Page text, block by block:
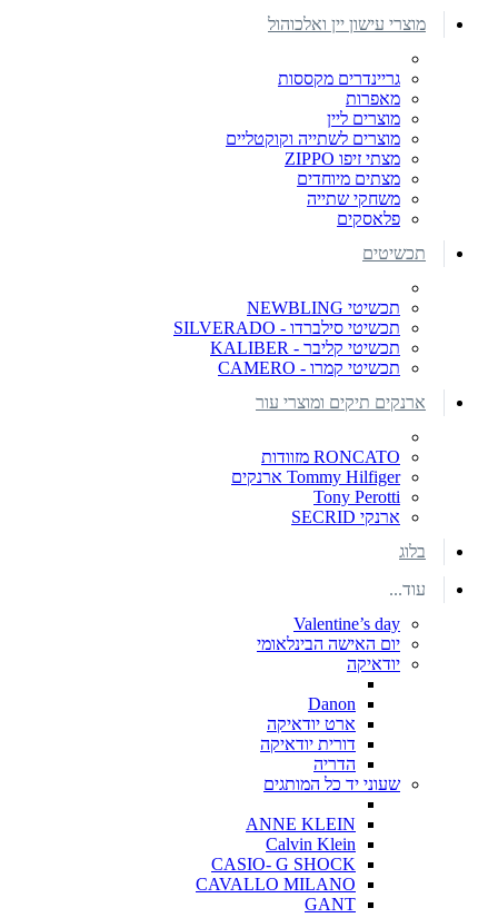
מוצרי עישון יין ואלכוהול
גריינדרים מקססות
מאפרות
מוצרים ליין
מוצרים לשתייה וקוקטליים
מצתי זיפו ZIPPO
מצתים מיוחדים
משחקי שתייה
פלאסקים
תכשיטים
תכשיטי NEWBLING
תכשיטי סילברדו - SILVERADO
תכשיטי קליבר - KALIBER
תכשיטי קמרו - CAMERO
ארנקים תיקים ומוצרי עור
RONCATO מזוודות
Tommy Hilfiger ארנקים
Tony Perotti
ארנקי SECRID
בלוג
עוד...
Valentine’s day
יום האישה הבינלאומי
יודאיקה
Danon
ארט יודאיקה
דורית יודאיקה
הדריה
שעוני יד כל המותגים
ANNE KLEIN
Calvin Klein
CASIO- G SHOCK
CAVALLO MILANO
GANT